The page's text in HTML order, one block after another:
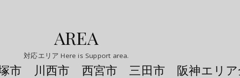
AREA
対応エリア Here is Support area.
市 川西市 西宮市 三田市 阪神エリア